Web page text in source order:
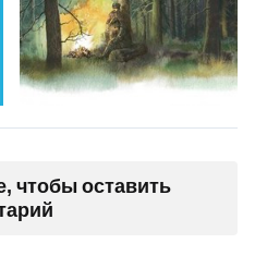
чтобы оставить